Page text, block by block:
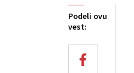
Podeli ovu
vest: